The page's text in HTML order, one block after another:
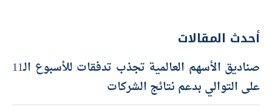
أحدث المقالات
صناديق الأسهم العالمية تجذب تدفقات للأسبوع الـ11
على التوالي بدعم نتائج الشركات